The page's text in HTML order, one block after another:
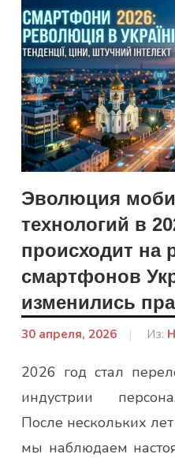
Эволюция
технологий в
происходит на
смартфонов
изменились
30 апреля, 2026
От:
Из:
2026 год стал
индустрии
После нескольких
мы наблюдаем